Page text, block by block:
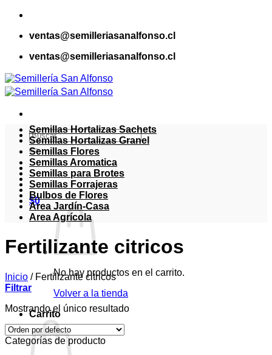
Saltar
contenidoventas@semilleriasanalfonso.cl
ventas@semilleriasanalfonso.cl
Buscar
por:
$0
No hay productos en el carrito.
Volver a la tienda
Carrito
Semillas Hortalizas Sachets
Semillas Hortalizas Granel
Semillas Flores
Semillas Aromatica
Semillas para Brotes
Semillas Forrajeras
Bulbos de Flores
Area Jardín-Casa
Area Agrícola
Fertilizante citricos
Inicio /Fertilizante citricos
Filtrar
Mostrando el único resultado
Categorías de producto